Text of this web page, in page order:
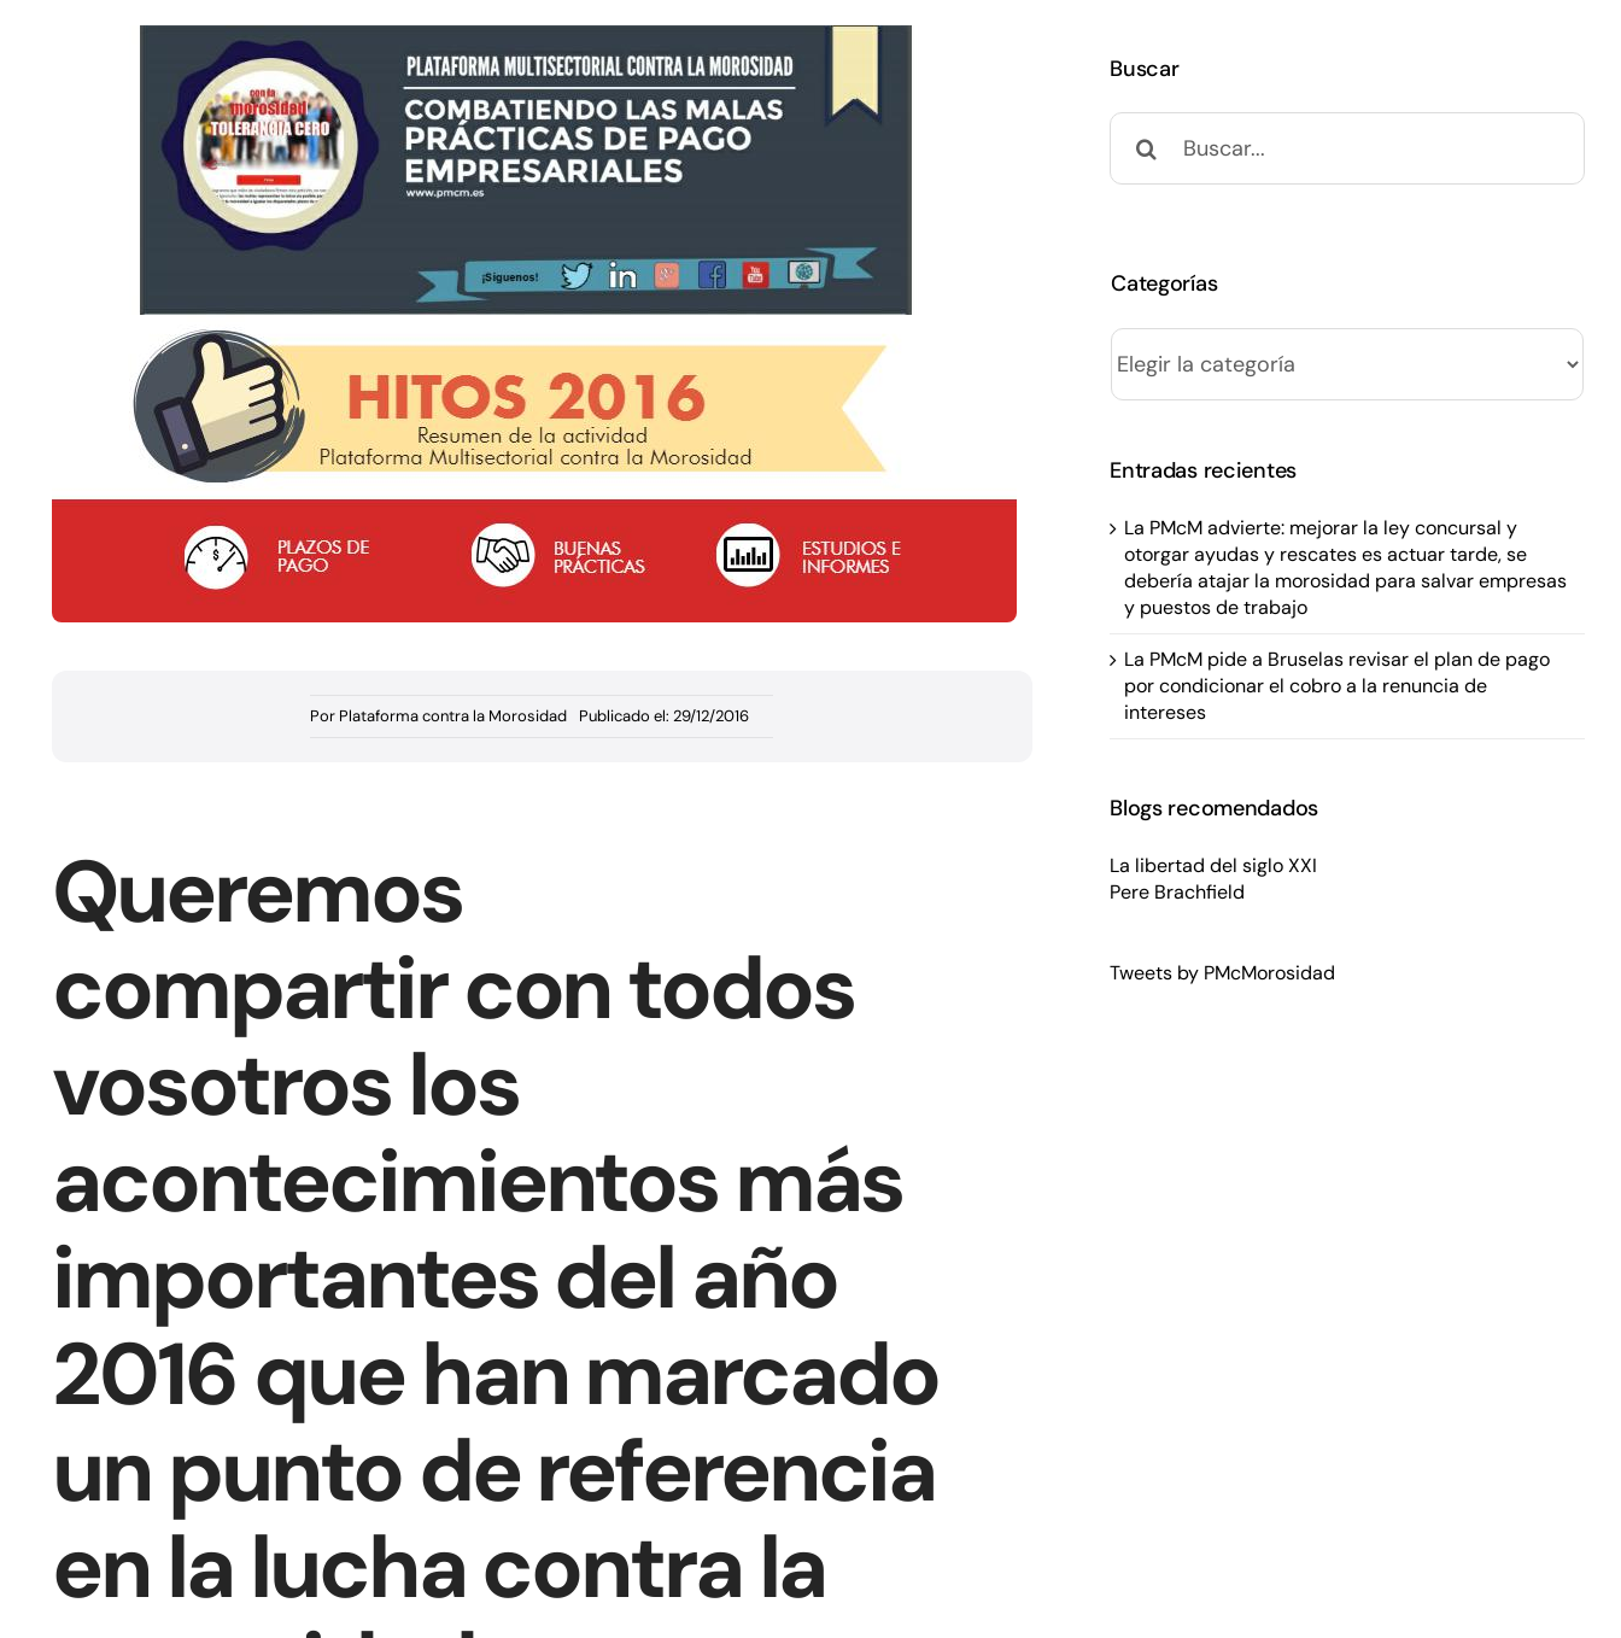
Por Plataforma contra la Morosidad Publicado el: 29/12/2016
Queremos
compartir con todos
vosotros los
acontecimientos más
importantes del año
2016 que han marcado
un punto de referencia
en la lucha contra la
Buscar
Buscar:
Categorías
Categorías
Entradas recientes
La PMcM advierte: mejorar la ley concursal y
otorgar ayudas y rescates es actuar tarde, se
debería atajar la morosidad para salvar empresas
y puestos de trabajo
La PMcM pide a Bruselas revisar el plan de pago
por condicionar el cobro a la renuncia de
intereses
Blogs recomendados
La libertad del siglo XXI
Pere Brachfield
Tweets by PMcMorosidad